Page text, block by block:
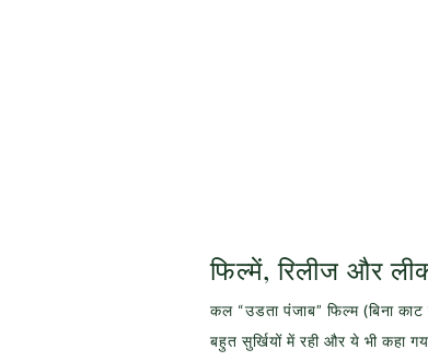
फिल्में, रिलीज और
कल “उडता पंजाब” फिल्म (बिना
बहुत सुर्खियों में रही और ये भी कहा